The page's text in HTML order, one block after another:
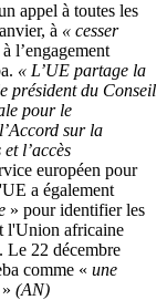
appel à toutes les
à « cesser
l’engagement
« L’UE partage la
président du Conseil
pour le
sur la
l’accès
européen pour
a également
» pour identifier les
l'Union africaine
Le 22 décembre
comme « une
» (AN)